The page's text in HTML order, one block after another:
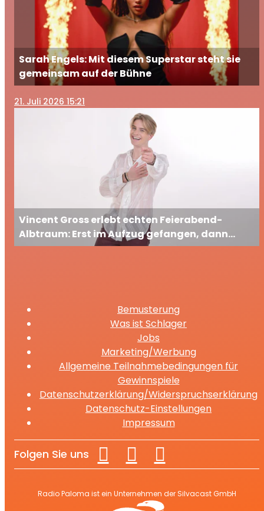
Sarah Engels: Mit diesem Superstar steht sie
gemeinsam auf der Bühne
21. Juli 2026 15:21
Vincent Gross erlebt echten Feierabend-
Albtraum: Erst im Aufzug gefangen, dann
ausgesperrt
Bemusterung
Was ist Schlager
Jobs
Marketing/Werbung
Allgemeine Teilnahmebedingungen für
Gewinnspiele
Datenschutzerklärung/Widerspruchserklärung
Datenschutz-Einstellungen
Impressum
Folgen Sie uns
Radio Paloma ist ein Unternehmen der Silvacast GmbH